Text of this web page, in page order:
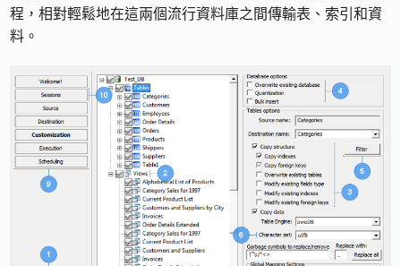
程，相對輕鬆地在這兩個流行資料庫之間傳輸表、索引和資
料。